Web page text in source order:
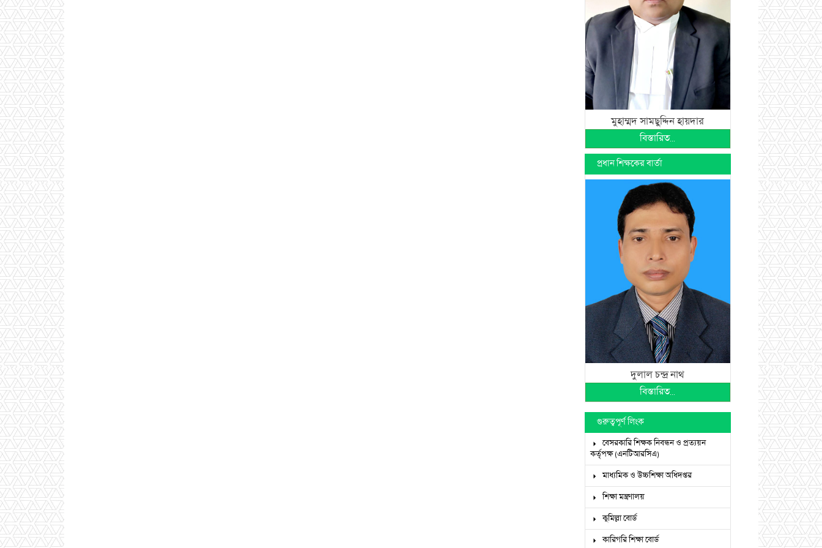
মুহাম্মদ সামছুদ্দিন হায়দার
বিস্তারিত...
প্রধান শিক্ষকের বার্তা
দুলাল চন্দ্র নাথ
বিস্তারিত...
গুরুত্বপূর্ণ লিংক
বেসরকারি শিক্ষক নিবন্ধন ও প্রত্যয়ন
কর্তৃপক্ষ (এনটিআরসিএ)
মাধ্যমিক ও উচ্চশিক্ষা অধিদপ্তর
শিক্ষা মন্ত্রণালয়
কুমিল্লা বোর্ড
কারিগরি শিক্ষা বোর্ড